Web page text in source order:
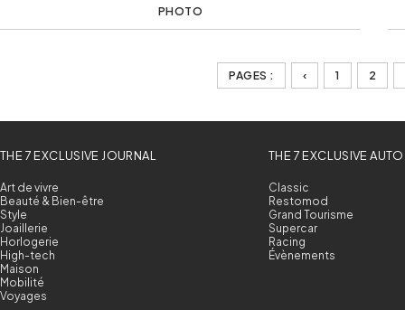
PHOTO
PAGES : ‹ 1 2
THE 7 EXCLUSIVE JOURNAL
Art de vivre
Beauté & Bien-être
Style
Joaillerie
Horlogerie
High-tech
Maison
Mobilité
Voyages
THE 7 EXCLUSIVE AUTO
Classic
Restomod
Grand Tourisme
Supercar
Racing
Évènements